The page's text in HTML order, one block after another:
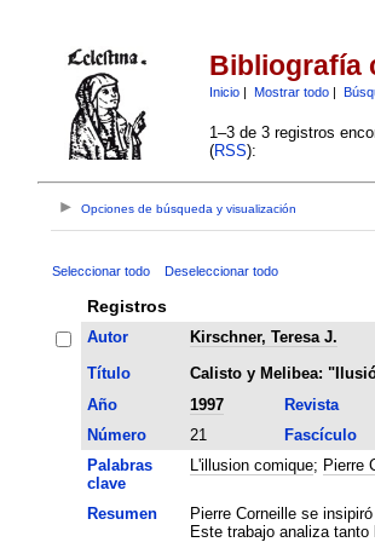
Bibliografía
Inicio| Mostrar todo|
1–3 de 3 registros
(RSS):
Opciones de búsqueda y visualización
Seleccionar todo Deseleccionar todo
Registros
Autor
Kirschner, Teresa J.
Título
Calisto y Melibea:
Año
1997 Revista
Número
21
Fascículo
Palabras
clave
L'illusion comique; Pierre
Resumen
Pierre Corneille se
Este trabajo analiza